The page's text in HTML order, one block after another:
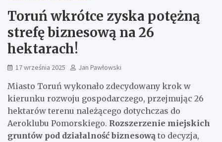
Toruń wkrótce zyska potężną
strefę biznesową na 26
hektarach!
17 września 2025 Jan Pawłowski
Miasto Toruń wykonało zdecydowany krok w
kierunku rozwoju gospodarczego, przejmując 26
hektarów terenu należącego dotychczas do
Aeroklubu Pomorskiego. Rozszerzenie miejskich
gruntów pod działalność biznesową to decyzja,